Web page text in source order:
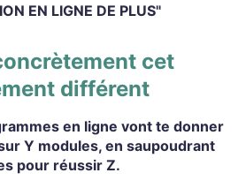
EN LIGNE DE PLUS"
cet
différent
en ligne vont te donner
Y modules, en saupoudrant
pour réussir Z.